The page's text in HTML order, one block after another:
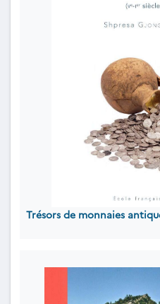
Trésors de monnaies